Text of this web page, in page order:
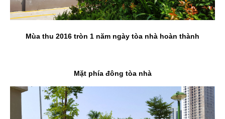
Mùa thu 2016 tròn 1 năm ngày tòa nhà hoàn thành
Mặt phía đông tòa nhà